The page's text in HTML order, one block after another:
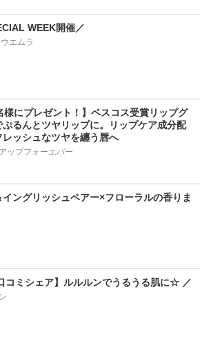
WEEK開催／
エムラ
様にプレゼント！】ベスコス受賞リップグ
ぷるんとツヤリップに。リップケア成分配
レッシュなツヤを纏う唇へ
ップフォーエバー
イングリッシュペアー×フローラルの香りま
コミシェア】ルルルンでうるうる肌に☆ ／